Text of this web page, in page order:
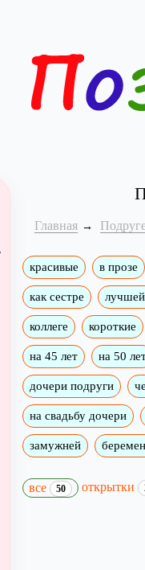
Главная
красивые в прозе
как сестре
коллеге короткие
на 45 лет на 50
дочери подруги
на свадьбу дочери
замужней
все 50 открытки